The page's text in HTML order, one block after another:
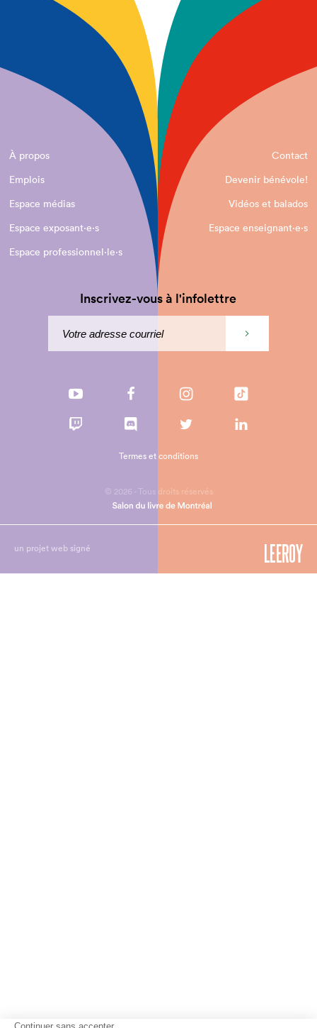
À propos
Contact
Emplois
Devenir bénévole!
Espace médias
Vidéos et balados
Espace exposant·e⋅s
Espace enseignant·e⋅s
Espace professionnel·le⋅s
Inscrivez-vous à l'infolettre
© 2026 - Tous droits réservés
Termes et conditions
un projet web signé